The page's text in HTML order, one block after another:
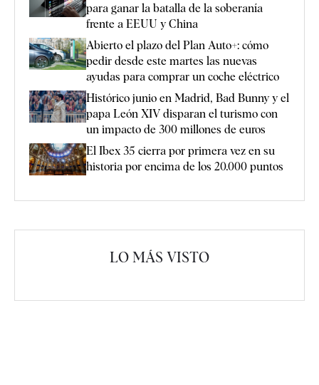
para ganar la batalla de la soberanía
frente a EEUU y China
Abierto el plazo del Plan Auto+: cómo
pedir desde este martes las nuevas
ayudas para comprar un coche eléctrico
Histórico junio en Madrid, Bad Bunny y el
papa León XIV disparan el turismo con
un impacto de 300 millones de euros
El Ibex 35 cierra por primera vez en su
historia por encima de los 20.000 puntos
LO MÁS VISTO